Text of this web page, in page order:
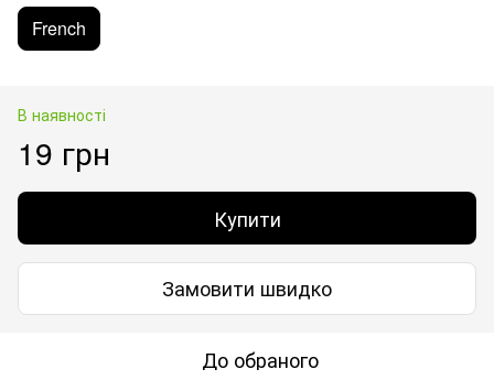
French
В наявності
19 грн
Купити
Замовити швидко
До обраного